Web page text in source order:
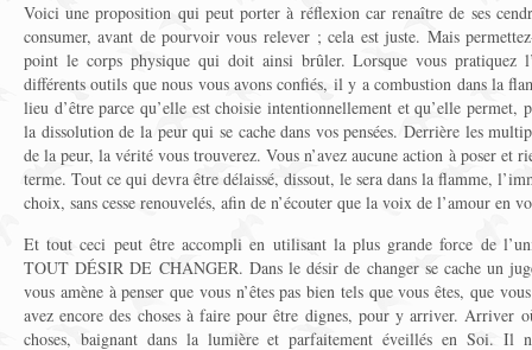
Voici une proposition qui peut porter à réflexion car renaître de ses
consumer, avant de pourvoir vous relever ; cela est juste. Mais
point le corps physique qui doit ainsi brûler. Lorsque vous pratiquez
différents outils que nous vous avons confiés, il y a combustion dans la
lieu d’être parce qu’elle est choisie intentionnellement et qu’elle permet,
la dissolution de la peur qui se cache dans vos pensées. Derrière les
de la peur, la vérité vous trouverez. Vous n’avez aucune action à poser et
terme. Tout ce qui devra être délaissé, dissout, le sera dans la flamme,
choix, sans cesse renouvelés, afin de n’écouter que la voix de l’amour en
Et tout ceci peut être accompli en utilisant la plus grande force de
TOUT DÉSIR DE CHANGER. Dans le désir de changer se cache un
vous amène à penser que vous n’êtes pas bien tels que vous êtes, que
avez encore des choses à faire pour être dignes, pour y arriver. Arriver
choses, baignant dans la lumière et parfaitement éveillés en Soi. Il